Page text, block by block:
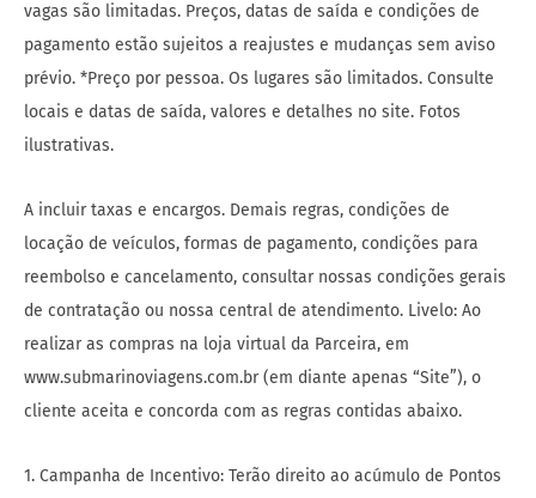
vagas são limitadas. Preços, datas de saída e condições de
pagamento estão sujeitos a reajustes e mudanças sem aviso
prévio. *Preço por pessoa. Os lugares são limitados. Consulte
locais e datas de saída, valores e detalhes no site. Fotos
ilustrativas.
A incluir taxas e encargos. Demais regras, condições de
locação de veículos, formas de pagamento, condições para
reembolso e cancelamento, consultar nossas condições gerais
de contratação ou nossa central de atendimento. Livelo: Ao
realizar as compras na loja virtual da Parceira, em
www.submarinoviagens.com.br (em diante apenas “Site”), o
cliente aceita e concorda com as regras contidas abaixo.
1. Campanha de Incentivo: Terão direito ao acúmulo de Pontos